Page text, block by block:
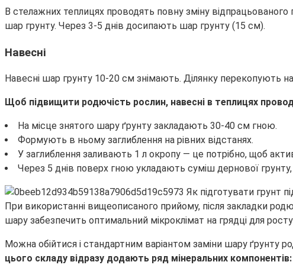
В стелажних теплицях проводять повну зміну
шар грунту. Через 3-5 днів досипають шар грунту (15 см).
Навесні
Навесні шар грунту 10-20 см знімають. Ділянку перекопують
Щоб підвищити родючість рослин, навесні в теплицях
На місце знятого шару ґрунту закладають 30-40 см гною.
Формують в ньому заглиблення на рівних відстанях.
У заглиблення заливають 1 л окропу — це потрібно, щоб
Через 5 днів поверх гною укладають суміш дернової грунту,
При використанні вищеописаного прийому, після закладки
шару забезпечить оптимальний мікроклімат на грядці для
Можна обійтися і стандартним варіантом заміни шару ґрунту
цього складу відразу додають ряд мінеральних компонентів: